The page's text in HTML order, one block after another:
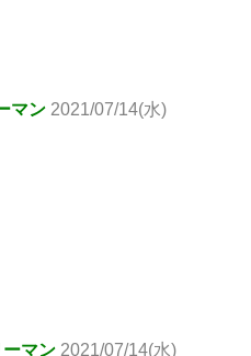
マン 2021/07/14(水)
マン 2021/07/14(水)